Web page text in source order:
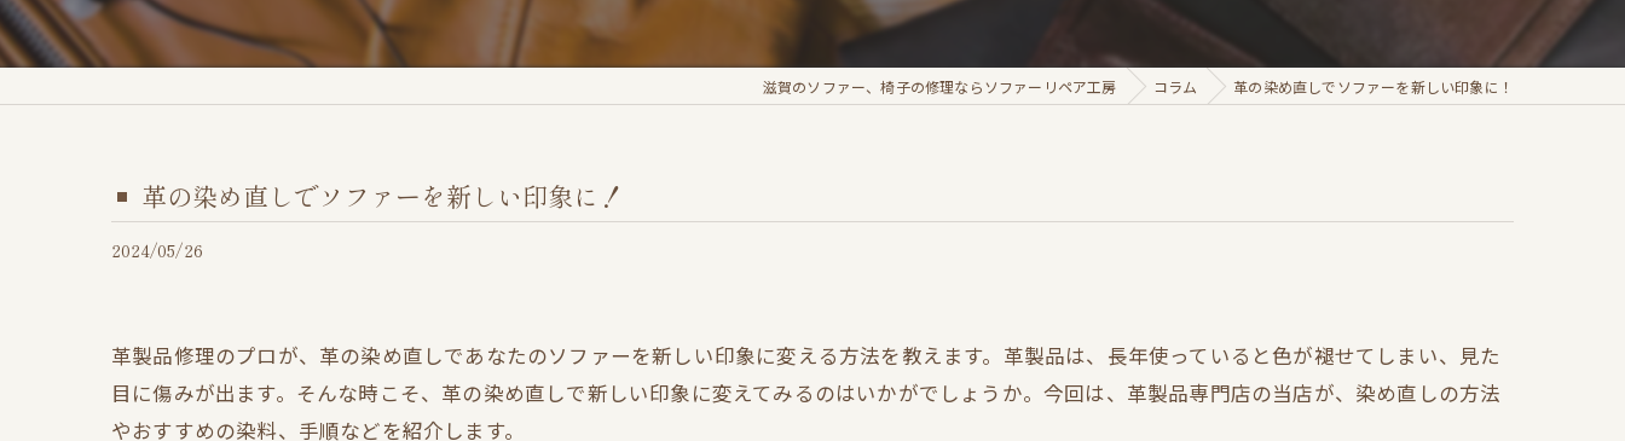
滋賀のソファー、椅子の修理ならソファーリペア工房 コラム 革の染め直しでソファーを新しい印象に！
革の染め直しでソファーを新しい印象に！
2024/05/26
革製品修理のプロが、革の染め直しであなたのソファーを新しい印象に変える方法を教えます。革製品は、長年使っていると色が褪せてしまい、見た
目に傷みが出ます。そんな時こそ、革の染め直しで新しい印象に変えてみるのはいかがでしょうか。今回は、革製品専門店の当店が、染め直しの方法
やおすすめの染料、手順などを紹介します。